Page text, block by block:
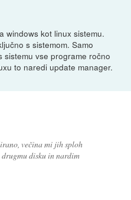
windows kot linux sistemu.
s sistemom. Samo
sistemu vse programe ročno
to naredi update manager.
večina mi jih sploh
disku in nardim